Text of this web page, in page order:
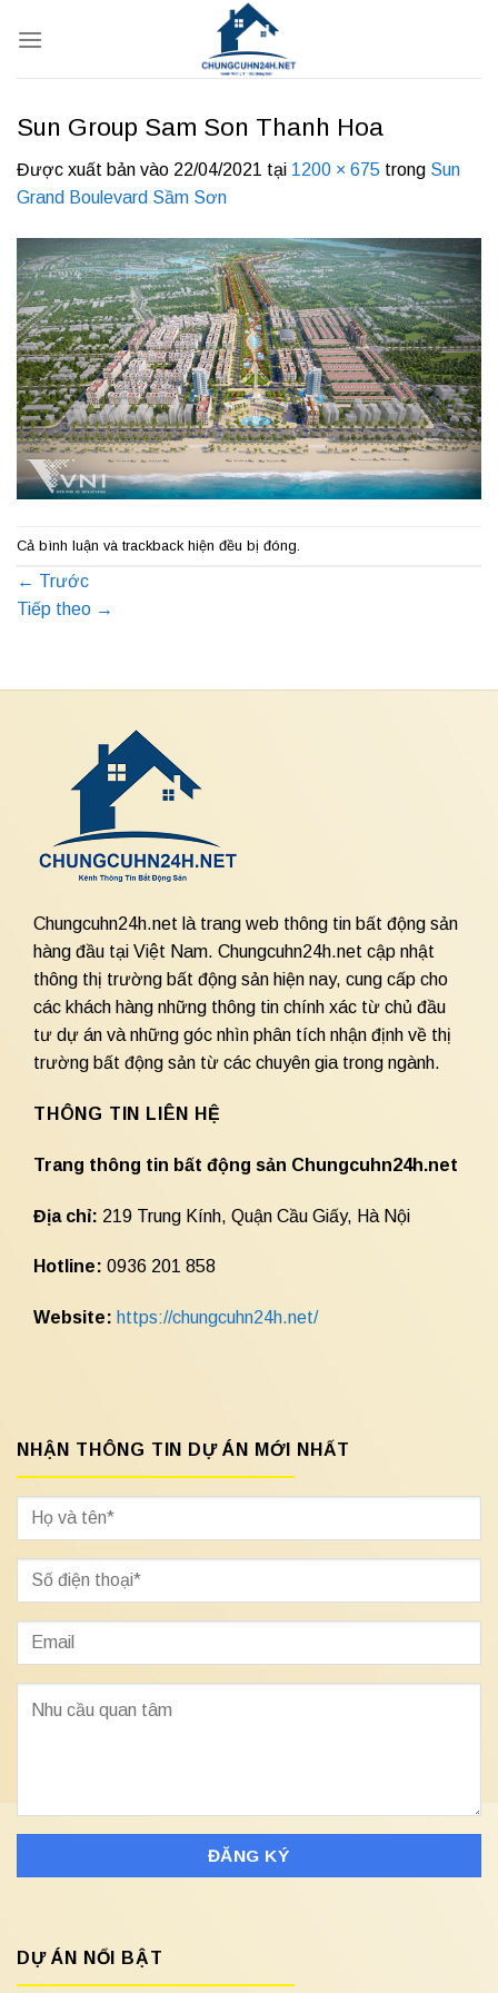
qua
Sun Group Sam Son Thanh Hoa
Được xuất bản vào 22/04/2021 tại 1200 × 675 trong Sun
Grand Boulevard Sầm Sơn
Cả bình luận và trackback hiện đều bị đóng.
← Trước
Tiếp theo →
Chungcuhn24h.net là trang web thông tin bất động sản
hàng đầu tại Việt Nam. Chungcuhn24h.net cập nhật
thông thị trường bất động sản hiện nay, cung cấp cho
các khách hàng những thông tin chính xác từ chủ đầu
tư dự án và những góc nhìn phân tích nhận định về thị
trường bất động sản từ các chuyên gia trong ngành.
THÔNG TIN LIÊN HỆ
Trang thông tin bất động sản Chungcuhn24h.net
Địa chỉ: 219 Trung Kính, Quận Cầu Giấy, Hà Nội
Hotline: 0936 201 858
Website: https://chungcuhn24h.net/
NHẬN THÔNG TIN DỰ ÁN MỚI NHẤT
DỰ ÁN NỔI BẬT